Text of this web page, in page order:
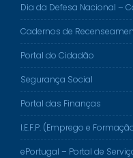
Dia da Defesa Nacional –
Cadernos de
Portal do Cidadão
Segurança Social
Portal das Finanças
I.E.F.P. (Emprego e
ePortugal – Portal de